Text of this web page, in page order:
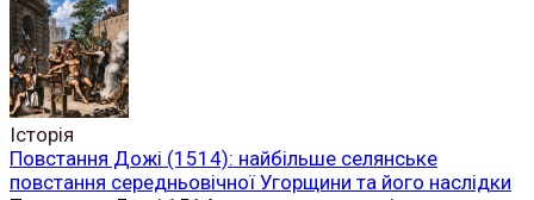
Історія
Повстання Дожі (1514): найбільше селянське
повстання середньовічної Угорщини та його наслідки